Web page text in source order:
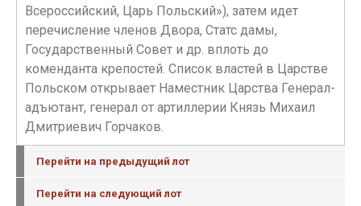
Всероссийский, Царь Польский»), затем идет
перечисление членов Двора, Статс дамы,
Государственный Совет и др. вплоть до
коменданта крепостей. Список властей в Царстве
Польском открывает Наместник Царства Генерал-
адъютант, генерал от артиллерии Князь Михаил
Дмитриевич Горчаков.
Перейти на предыдущий лот
Перейти на следующий лот